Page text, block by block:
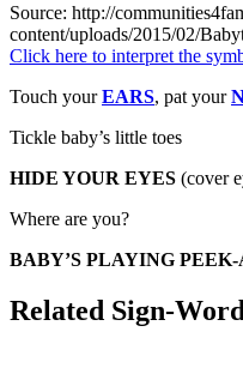
Source: http://
content/uploads/2015/02/
Click here to interpret the
Touch yourEARS, pat your
Tickle baby’s little toes
HIDE YOUR EYES (cover
Where are you?
BABY’S PLAYING PEEK-
Related Sign-